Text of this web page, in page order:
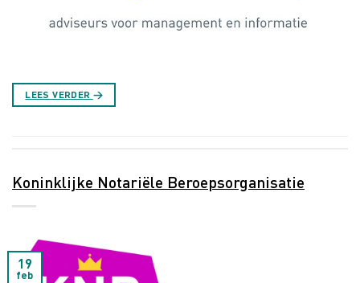
LEES VERDER →
Koninklijke Notariële Beroepsorganisatie
19
feb